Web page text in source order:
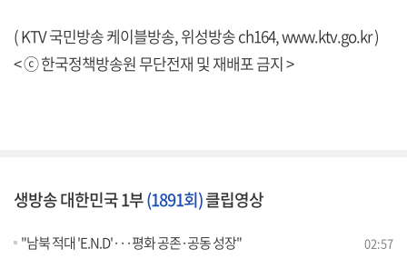
( KTV 국민방송 케이블방송, 위성방송 ch164,www.ktv.go.kr)
< ⓒ 한국정책방송원 무단전재 및 재배포 금지 >
생방송 대한민국 1부(1891회)클립영상
"남북 적대 'E.N.D'···평화 공존·공동 성장" 02:57